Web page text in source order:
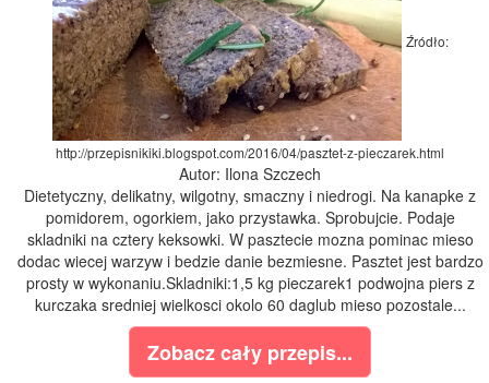
Źródło:
http://przepisnikiki.blogspot.com/2016/04/pasztet-z-pieczarek.html
Autor: Ilona Szczech
Dietetyczny, delikatny, wilgotny, smaczny i niedrogi. Na kanapke z
pomidorem, ogorkiem, jako przystawka. Sprobujcie. Podaje
skladniki na cztery keksowki. W pasztecie mozna pominac mieso
dodac wiecej warzyw i bedzie danie bezmiesne. Pasztet jest bardzo
prosty w wykonaniu.Skladniki:1,5 kg pieczarek1 podwojna piers z
kurczaka sredniej wielkosci okolo 60 daglub mieso pozostale...
Zobacz cały przepis...